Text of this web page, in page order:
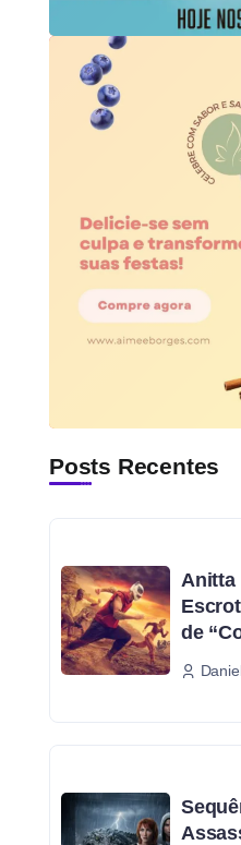
Posts Recentes
Anitta
de